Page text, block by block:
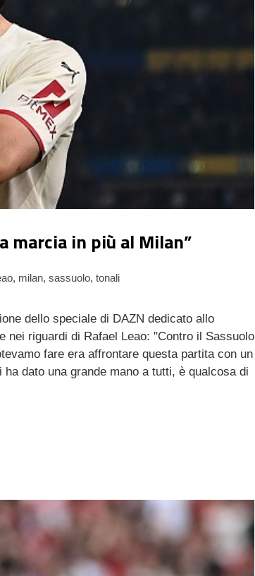
marcia in più al Milan”
, milan, sassuolo, tonali
dello speciale di DAZN dedicato allo
riguardi di Rafael Leao: "Contro il Sassuolo
fare era affrontare questa partita con un
dato una grande mano a tutti, è qualcosa di